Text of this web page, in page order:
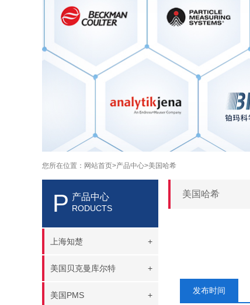
您所在位置： 网站首页>产品中心>美国哈希
P 产品中心
RODUCTS
上海知楚 +
美国贝克曼库尔特 +
美国PMS +
美国哈希
发布时间